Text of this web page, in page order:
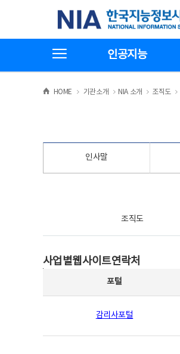
기
한국지능정보사회진흥원
인공지능
HOME >
기관소개 >NIA 소개 >
조직도
인사말
조직도
사업별웹사이트연락처
포털
감리사포털